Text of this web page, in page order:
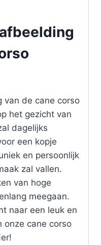
van de cane corso
het gezicht van
dagelijks
een kopje
en persoonlijk
zal vallen.
van hoge
meegaan.
naar een leuk en
onze cane corso